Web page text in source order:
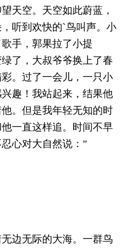
天空。天空如此蔚蓝，
听到欢快的`鸟叫声。小
手，郭果拉了小提
了，大叔爷爷换上了春
。过了一会儿，一只小
趣！我站起来，结果他
。但是我年轻无知的时
一直这样追。时间不早
心对大自然说：”
边无际的大海。一群鸟